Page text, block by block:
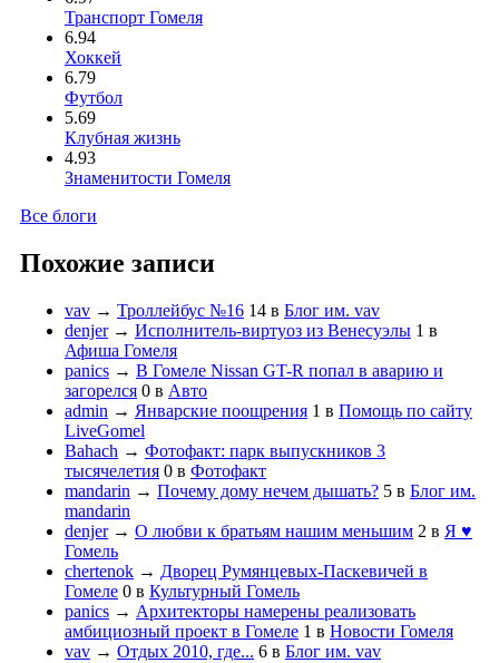
Транспорт Гомеля
6.94
Хоккей
6.79
Футбол
5.69
Клубная жизнь
4.93
Знаменитости Гомеля
Все блоги
Похожие записи
vav → Троллейбус №16 14 в Блог им. vav
denjer→ Исполнитель-виртуоз из Венесуэлы 1 в
Афиша Гомеля
panics → В Гомеле Nissan GT-R попал в аварию и
загорелся 0 в Авто
admin → Январские поощрения 1 в Помощь по сайту
LiveGomel
Bahach → Фотофакт: парк выпускников 3
тысячелетия 0 в Фотофакт
mandarin → Почему дому нечем дышать? 5 в Блог им.
mandarin
denjer→ О любви к братьям нашим меньшим 2 в Я ♥
Гомель
chertenok → Дворец Румянцевых-Паскевичей в
Гомеле 0 в Культурный Гомель
panics → Архитекторы намерены реализовать
амбициозный проект в Гомеле 1 в Новости Гомеля
vav → Отдых 2010, где... 6 в Блог им. vav